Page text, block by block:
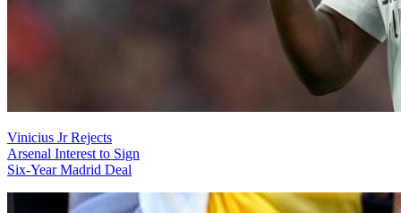
Vinicius Jr Rejects
Arsenal Interest to Sign
Six-Year Madrid Deal